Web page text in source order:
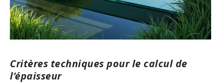
Critères techniques pour le calcul de
l’épaisseur